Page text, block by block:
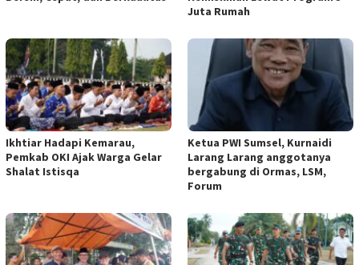
Juta Rumah
Ikhtiar Hadapi Kemarau,
Pemkab OKI Ajak Warga Gelar
Shalat Istisqa
Ketua PWI Sumsel, Kurnaidi
Larang Larang anggotanya
bergabung di Ormas, LSM,
Forum